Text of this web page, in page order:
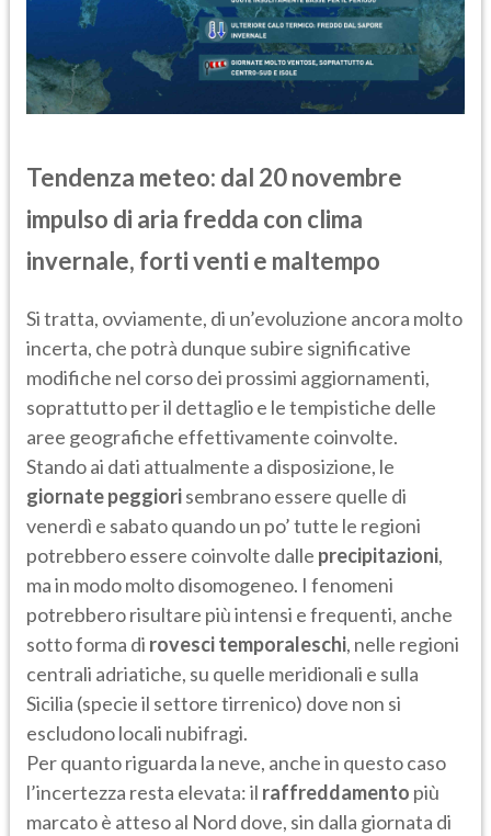
Tendenza meteo: dal 20 novembre
impulso di aria fredda con clima
invernale, forti venti e maltempo
Si tratta, ovviamente, di un’evoluzione ancora molto
incerta, che potrà dunque subire significative
modifiche nel corso dei prossimi aggiornamenti,
soprattutto per il dettaglio e le tempistiche delle
aree geografiche effettivamente coinvolte.
Stando ai dati attualmente a disposizione, le
giornate peggiorisembrano essere quelle di
venerdì e sabato quando un po’ tutte le regioni
potrebbero essere coinvolte dalle precipitazioni,
ma in modo molto disomogeneo. I fenomeni
potrebbero risultare più intensi e frequenti, anche
sotto forma di rovescitemporaleschi, nelle regioni
centrali adriatiche, su quelle meridionali e sulla
Sicilia (specie il settore tirrenico) dove non si
escludono locali nubifragi.
Per quanto riguarda la neve, anche in questo caso
l’incertezza resta elevata: il raffreddamento più
marcato è atteso al Nord dove, sin dalla giornata di